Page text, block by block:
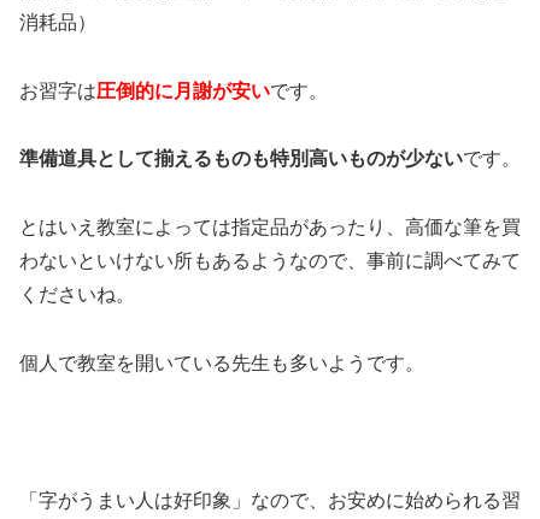
消耗品）
お習字は圧倒的に月謝が安いです。
準備道具として揃えるものも特別高いものが少ないです。
とはいえ教室によっては指定品があったり、高価な筆を買
わないといけない所もあるようなので、事前に調べてみて
くださいね。
個人で教室を開いている先生も多いようです。
「字がうまい人は好印象」なので、お安めに始められる習